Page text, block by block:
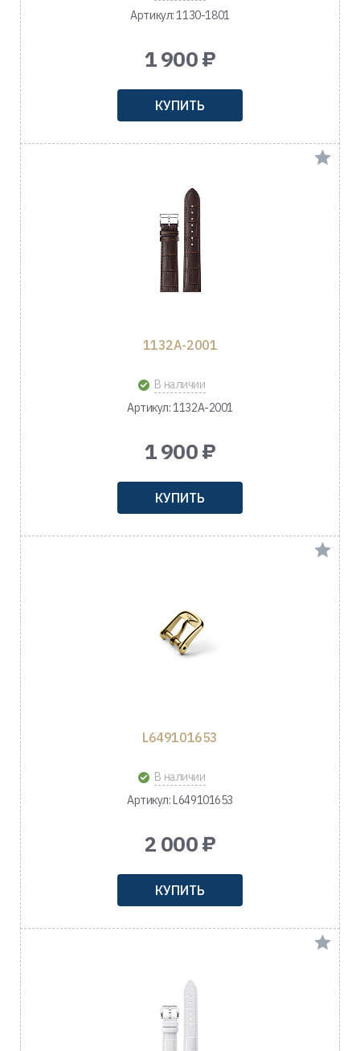
Артикул: 1130-1801
1 900 ₽
КУПИТЬ
1132A-2001
В наличии
Артикул: 1132A-2001
1 900 ₽
КУПИТЬ
L649101653
В наличии
Артикул: L649101653
2 000 ₽
КУПИТЬ